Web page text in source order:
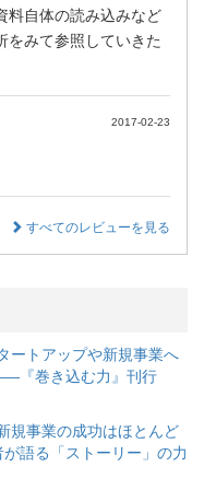
料自体の読み込みなど
をみて参照していきた
2017-02-23
すべてのレビューを見る
ートアップや新規事業へ
『巻き込む力』刊行
規事業の成功はほとんど
語る「ストーリー」の力